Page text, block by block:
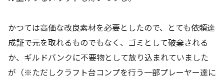
かつては高価な改良素材を必要としたので、とても依頼達
成証で元を取れるものでもなく、ゴミとして破棄される
か、ギルドバンクに不要物として放り込まれていました
が（※ただしクラフト台コンプを行う一部プレーヤー達に